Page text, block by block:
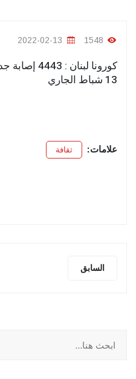
13 شباط الجاري
علامات: ثقافة
السابق